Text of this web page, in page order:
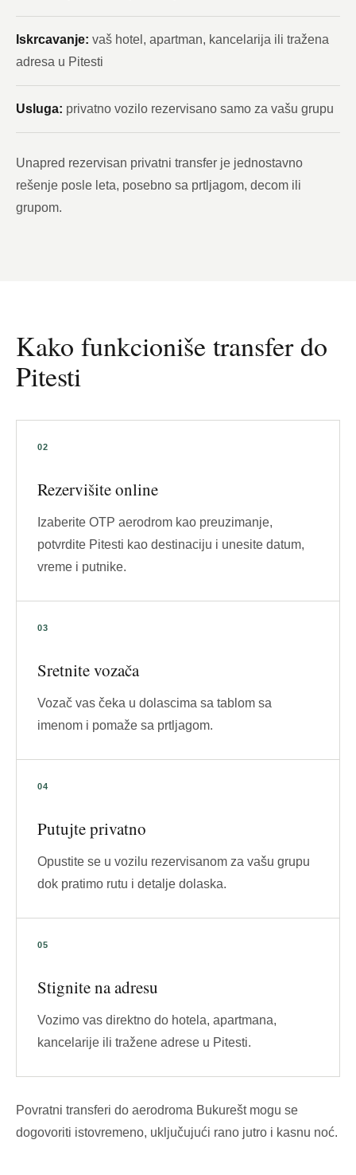
Iskrcavanje: vaš hotel, apartman, kancelarija ili tražena
adresa u Pitesti
Usluga: privatno vozilo rezervisano samo za vašu grupu
Unapred rezervisan privatni transfer je jednostavno
rešenje posle leta, posebno sa prtljagom, decom ili
grupom.
Kako funkcioniše transfer do
Pitesti
Rezervišite online
Izaberite OTP aerodrom kao preuzimanje,
potvrdite Pitesti kao destinaciju i unesite datum,
vreme i putnike.
Sretnite vozača
Vozač vas čeka u dolascima sa tablom sa
imenom i pomaže sa prtljagom.
Putujte privatno
Opustite se u vozilu rezervisanom za vašu grupu
dok pratimo rutu i detalje dolaska.
Stignite na adresu
Vozimo vas direktno do hotela, apartmana,
kancelarije ili tražene adrese u Pitesti.
Povratni transferi do aerodroma Bukurešt mogu se
dogovoriti istovremeno, uključujući rano jutro i kasnu noć.